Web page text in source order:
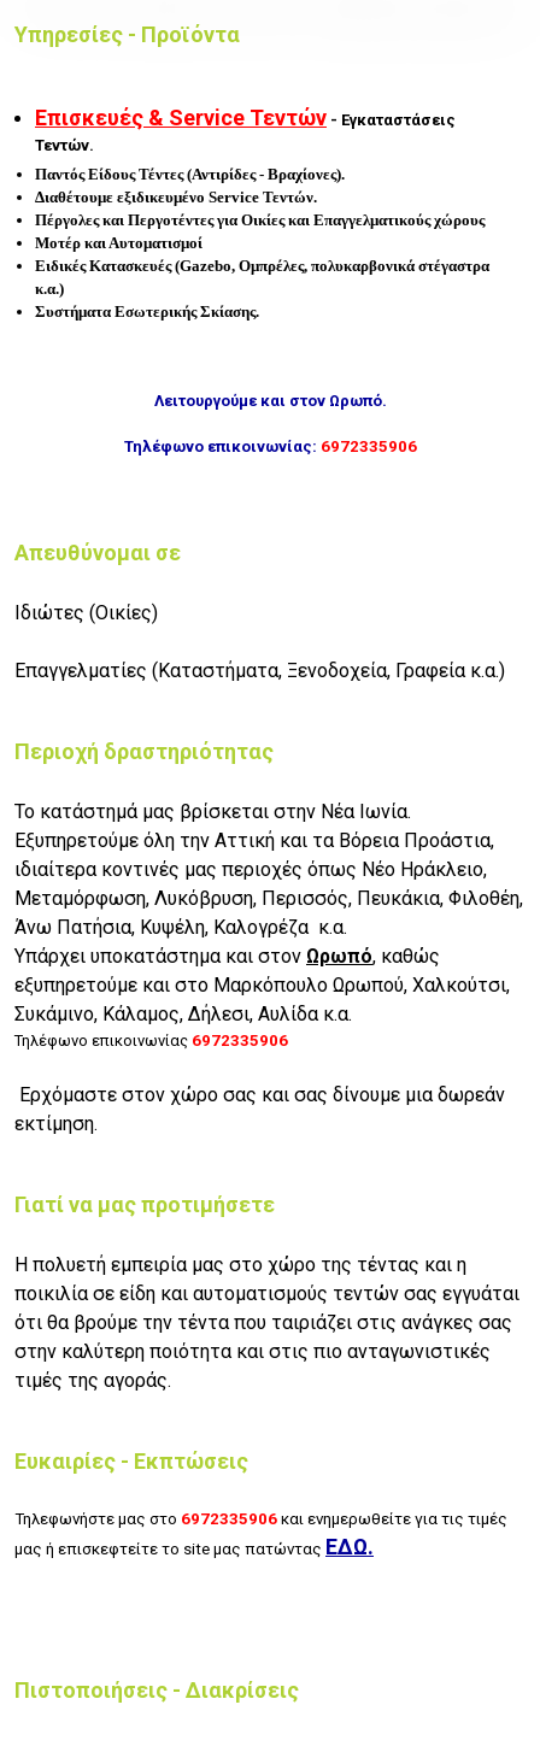
Υπηρεσίες - Προϊόντα
Επισκευές & Service Τεντών - Εγκαταστάσεις
Τεντών.
Παντός Είδους Τέντες (Αντιρίδες - Βραχίονες).
Διαθέτουμε εξιδικευμένο Service Τεντών.
Πέργολες και Περγοτέντες για Οικίες και Επαγγελματικούς χώρους
Μοτέρ και Αυτοματισμοί
Ειδικές Κατασκευές (Gazebo, Ομπρέλες, πολυκαρβονικά στέγαστρα
κ.α.)
Συστήματα Εσωτερικής Σκίασης.
Λειτουργούμε και στον Ωρωπό.
Τηλέφωνο επικοινωνίας: 6972335906
Απευθύνομαι σε
Ιδιώτες (Οικίες)
Επαγγελματίες (Καταστήματα, Ξενοδοχεία, Γραφεία κ.α.)
Περιοχή δραστηριότητας
Το κατάστημά μας βρίσκεται στην Νέα Ιωνία.
Εξυπηρετούμε όλη την Αττική και τα Βόρεια Προάστια,
ιδιαίτερα κοντινές μας περιοχές όπως Νέο Ηράκλειο,
Μεταμόρφωση, Λυκόβρυση, Περισσός, Πευκάκια, Φιλοθέη,
Άνω Πατήσια, Κυψέλη, Καλογρέζα κ.α.
Υπάρχει υποκατάστημα και στον Ωρωπό, καθώς
εξυπηρετούμε και στο Μαρκόπουλο Ωρωπού, Χαλκούτσι,
Συκάμινο, Κάλαμος, Δήλεσι, Αυλίδα κ.α.
Τηλέφωνο επικοινωνίας 6972335906
Ερχόμαστε στον χώρο σας και σας δίνουμε μια δωρεάν
εκτίμηση.
Γιατί να μας προτιμήσετε
Η πολυετή εμπειρία μας στο χώρο της τέντας και η
ποικιλία σε είδη και αυτοματισμούς τεντών σας εγγυάται
ότι θα βρούμε την τέντα που ταιριάζει στις ανάγκες σας
στην καλύτερη ποιότητα και στις πιο ανταγωνιστικές
τιμές της αγοράς.
Ευκαιρίες - Εκπτώσεις
Τηλεφωνήστε μας στο 6972335906 και ενημερωθείτε για τις τιμές
μας ή επισκεφτείτε το site μας πατώντας ΕΔΩ.
Πιστοποιήσεις - Διακρίσεις